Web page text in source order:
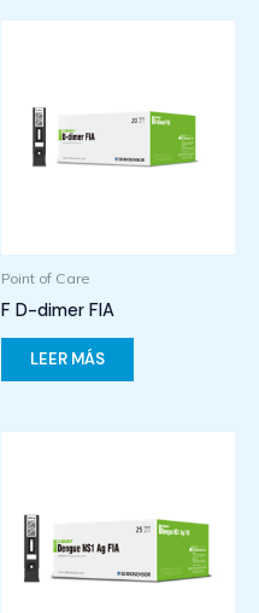
Point of Care
F D-dimer FIA
LEER MÁS